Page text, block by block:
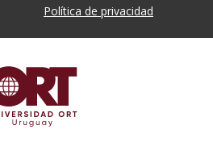
Política de privacidad